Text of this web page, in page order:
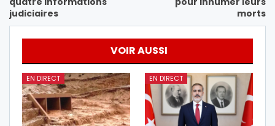
judiciaires
morts
VOIR AUSSI
EN DIRECT EN DIRECT